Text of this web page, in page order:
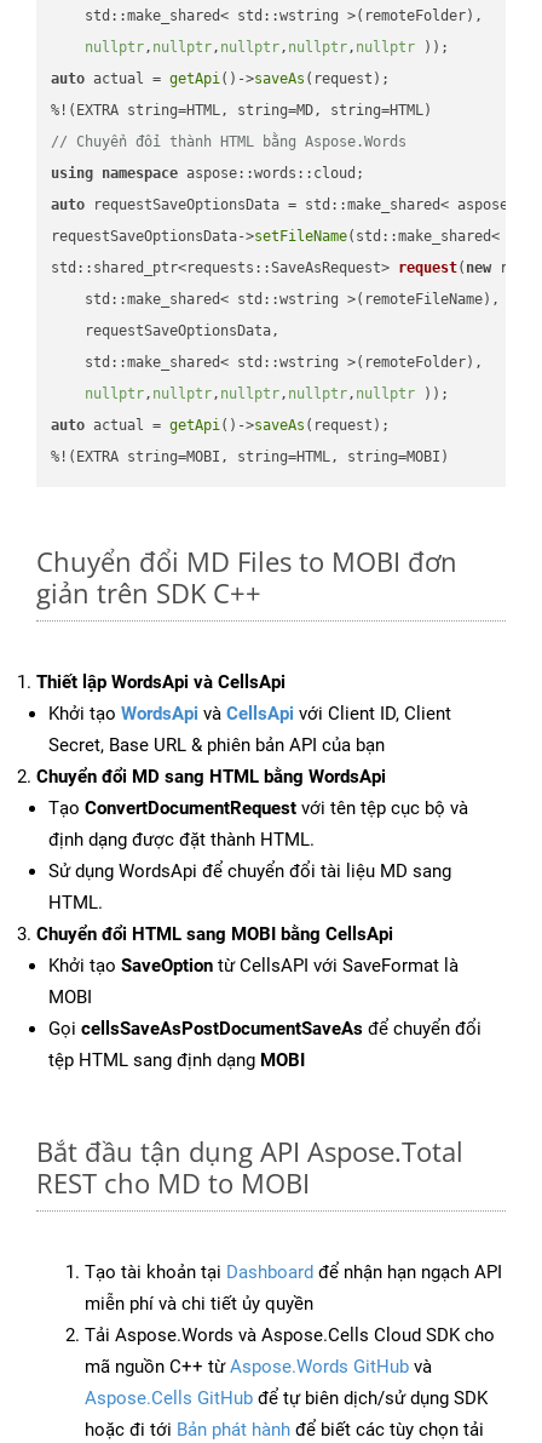
    std::make_shared< std::wstring >(remoteFolder),
nullptr, nullptr, nullptr, nullptr, nullptr ))
auto actual = getApi()->saveAs (request);
// Chuyển đổi thành HTML bằng Aspose.Words
using namespace
auto requestSaveOptionsData = std::make_shared<
requestSaveOptionsData->setFileName(std::make_shared<
std::shared_ptr<requests::SaveAsRequest> request( new
    std::make_shared< std::wstring >(remoteFileName),
    requestSaveOptionsData,
    std::make_shared< std::wstring >(remoteFolder),
nullptr, nullptr, nullptr, nullptr, nullptr ))
auto actual = getApi()->saveAs (request);
%!(EXTRA string=MOBI, string=HTML, string=MOBI)
Chuyển đổi MD Files to MOBI đơn
giản trên SDK C++
Thiết lập WordsApi và CellsApi
Khởi tạo WordsApi và CellsApi với Client ID, Client
Secret, Base URL & phiên bản API của bạn
Chuyển đổi MD sang HTML bằng WordsApi
Tạo ConvertDocumentRequest với tên tệp cục bộ và
định dạng được đặt thành HTML.
Sử dụng WordsApi để chuyển đổi tài liệu MD sang
HTML.
Chuyển đổi HTML sang MOBI bằng CellsApi
Khởi tạo SaveOption từ CellsAPI với SaveFormat là
MOBI
Gọi cellsSaveAsPostDocumentSaveAs để chuyển đổi
tệp HTML sang định dạng MOBI
Bắt đầu tận dụng API Aspose.Total
REST cho MD to MOBI
Tạo tài khoản tại Dashboard để nhận hạn ngạch API
miễn phí và chi tiết ủy quyền
Tải Aspose.Words và Aspose.Cells Cloud SDK cho
mã nguồn C++ từAspose.Words GitHub và
Aspose.Cells GitHub để tự biên dịch/sử dụng SDK
hoặc đi tới Bản phát hành để biết các tùy chọn tải